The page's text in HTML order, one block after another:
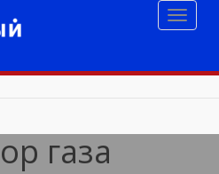
газа